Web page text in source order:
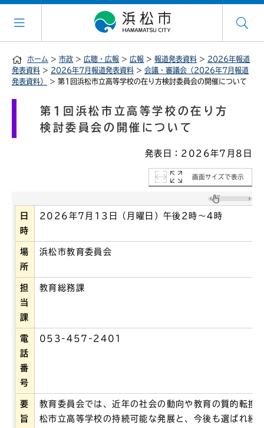
ホーム > 市政 > 広聴・広報 > 広報 > 報道発表資料 > 2026年報道
発表資料 > 2026年7月報道発表資料 > 会議・審議会（2026年7月報道
発表資料）
> 第1回浜松市立高等学校の在り方検討委員会の開催について
第1回浜松市立高等学校の在り方
検討委員会の開催について
発表日：2026年7月8日
画面サイズで表示
日
時
2026年7月13日（月曜日）午後2時～4時
場
所
浜松市教育委員会
担
当
課
教育総務課
電
話
番
号
053-457-2401
要
旨
教育委員会では、近年の社会の動向や教育の質的転換
松市立高等学校の持続可能な発展と、今後も選ばれ続